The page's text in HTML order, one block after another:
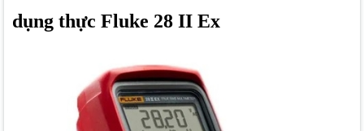
dụng thực Fluke 28 II Ex